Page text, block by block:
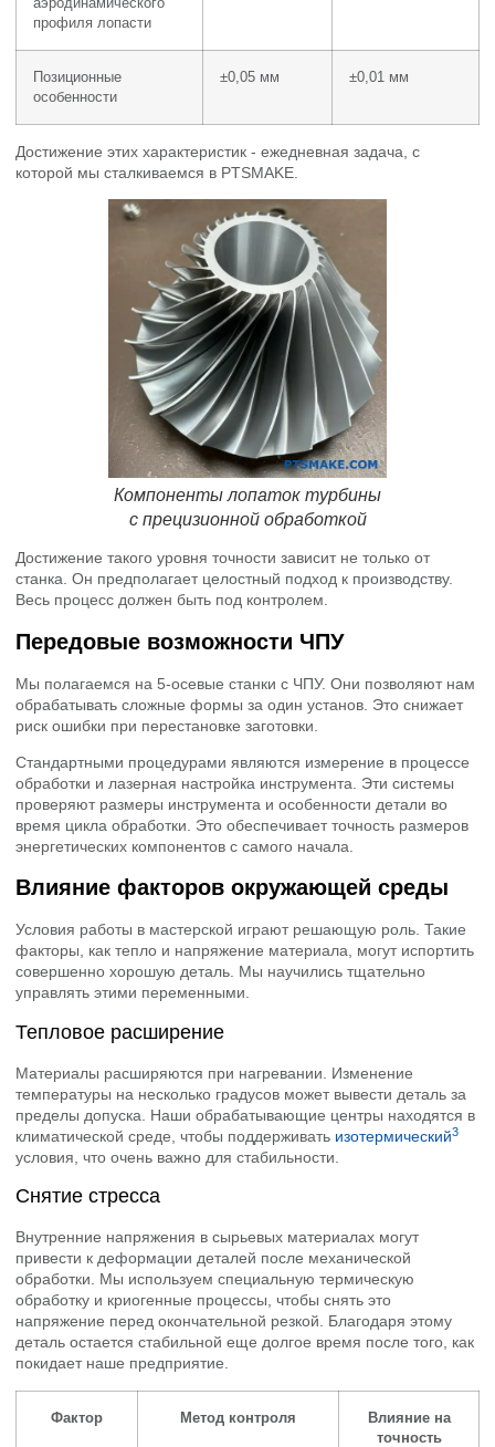
профиля лопасти
Позиционные
особенности
±0,05 мм ±0,01 мм
Достижение этих характеристик - ежедневная задача, с
которой мы сталкиваемся в PTSMAKE.
Компоненты лопаток турбины
с прецизионной обработкой
Достижение такого уровня точности зависит не только от
станка. Он предполагает целостный подход к производству.
Весь процесс должен быть под контролем.
Передовые возможности ЧПУ
Мы полагаемся на 5-осевые станки с ЧПУ. Они позволяют нам
обрабатывать сложные формы за один установ. Это снижает
риск ошибки при перестановке заготовки.
Стандартными процедурами являются измерение в процессе
обработки и лазерная настройка инструмента. Эти системы
проверяют размеры инструмента и особенности детали во
время цикла обработки. Это обеспечивает точность размеров
энергетических компонентов с самого начала.
Влияние факторов окружающей среды
Условия работы в мастерской играют решающую роль. Такие
факторы, как тепло и напряжение материала, могут испортить
совершенно хорошую деталь. Мы научились тщательно
управлять этими переменными.
Тепловое расширение
Материалы расширяются при нагревании. Изменение
температуры на несколько градусов может вывести деталь за
пределы допуска. Наши обрабатывающие центры находятся в
климатической среде, чтобы поддерживать изотермический3
условия, что очень важно для стабильности.
Снятие стресса
Внутренние напряжения в сырьевых материалах могут
привести к деформации деталей после механической
обработки. Мы используем специальную термическую
обработку и криогенные процессы, чтобы снять это
напряжение перед окончательной резкой. Благодаря этому
деталь остается стабильной еще долгое время после того, как
покидает наше предприятие.
Фактор Метод контроля
Влияние на
точность